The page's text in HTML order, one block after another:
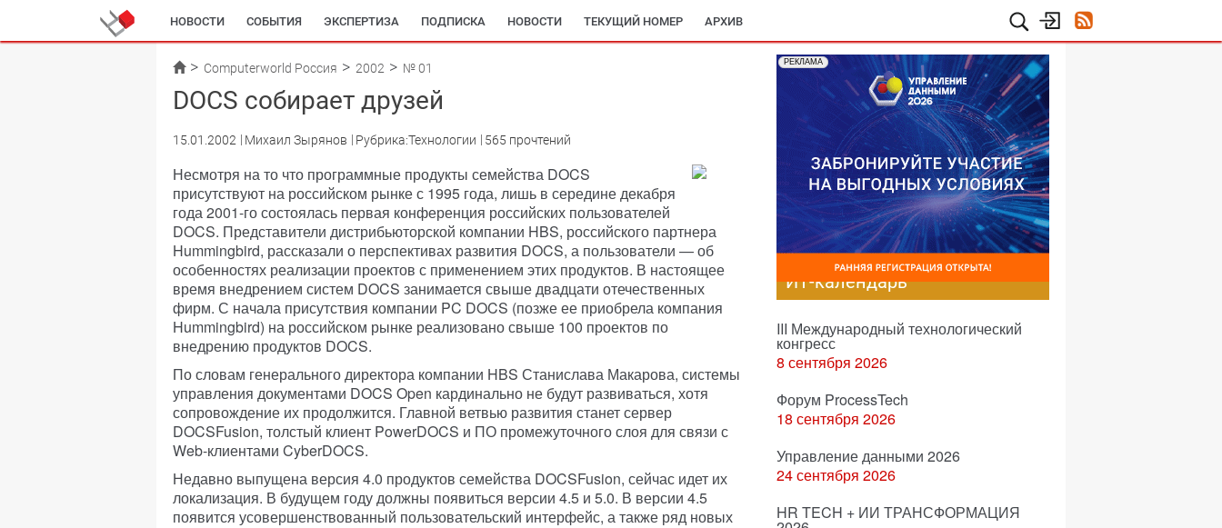
НОВОСТИ СОБЫТИЯ ЭКСПЕРТИЗА ПОДПИСКА НОВОСТИ ТЕКУЩИЙ НОМЕР АРХИВ
Computerworld Россия 2002 № 01
DOCS собирает друзей
15.01.2002 Михаил Зырянов Рубрика:Технологии 565 прочтений
Несмотря на то что программные продукты семейства DOCS
присутствуют на российском рынке с 1995 года, лишь в середине декабря
года 2001-го состоялась первая конференция российских пользователей
DOCS. Представители дистрибьюторской компании HBS, российского партнера
Hummingbird, рассказали о перспективах развития DOCS, а пользователи — об
особенностях реализации проектов с применением этих продуктов. В настоящее
время внедрением систем DOCS занимается свыше двадцати отечественных
фирм. С начала присутствия компании PC DOCS (позже ее приобрела компания
Hummingbird) на российском рынке реализовано свыше 100 проектов по
внедрению продуктов DOCS.
По словам генерального директора компании HBS Станислава Макарова, системы
управления документами DOCS Open кардинально не будут развиваться, хотя
сопровождение их продолжится. Главной ветвью развития станет сервер
DOCSFusion, толстый клиент PowerDOCS и ПО промежуточного слоя для связи с
Web-клиентами CyberDOCS.
Недавно выпущена версия 4.0 продуктов семейства DOCSFusion, сейчас идет их
локализация. В будущем году должны появиться версии 4.5 и 5.0. В версии 4.5
появится усовершенствованный пользовательский интерфейс, а также ряд новых
РЕКЛАМА
ИТ-календарь
III Международный технологический
конгресс
8 сентября 2026
Форум ProcessTech
18 сентября 2026
Управление данными 2026
24 сентября 2026
HR TECH + ИИ ТРАНСФОРМАЦИЯ